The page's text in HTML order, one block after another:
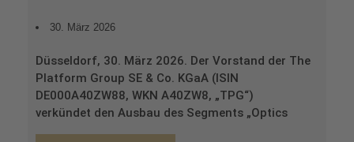
30. März 2026
Düsseldorf, 30. März 2026. Der Vorstand der The
Platform Group SE & Co. KGaA (ISIN
DE000A40ZW88, WKN A40ZW8, „TPG“)
verkündet den Ausbau des Segments „Optics